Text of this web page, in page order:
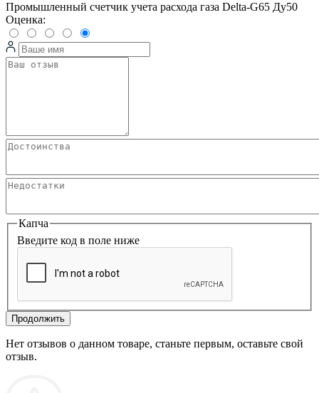
Промышленный счетчик учета расхода газа Delta-G65 Ду50
Оценка:
Капча
Введите код в поле ниже
Продолжить
Нет отзывов о данном товаре, станьте первым, оставьте свой
отзыв.